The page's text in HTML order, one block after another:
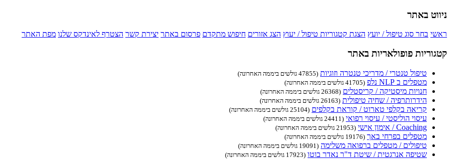
ניווט באתר
ראשי בחר סוג טיפול / יועץ הצגת קטגוריות טיפול / יעוץ הצג אזורים חיפוש מתקדם פרסום באתר יצירת קשר הצטרף לאינדקס שלנו מפת האתר
קטגוריות פופולאריות באתר
טיפול טנטרי / מדריכי טנטרה וזוגיות (47855 גולשים ביממה האחרונה)
מטפלים ב NLP נלפ (41705 גולשים ביממה האחרונה)
חנויות מיסטיקה / קריסטלים (26368 גולשים ביממה האחרונה)
הידרותרפיה / שחיה טיפולית (26163 גולשים ביממה האחרונה)
קריאה בקלפי טארוט / קוראת בקלפים (25104 גולשים ביממה האחרונה)
עיסוי הוליסטי / עיסוי רפואי (24411 גולשים ביממה האחרונה)
Coaching / אימון אישי (21953 גולשים ביממה האחרונה)
מטפלים בפרחי באך (19176 גולשים ביממה האחרונה)
טיפולים / מטפלים ברפואה משלימה (19091 גולשים ביממה האחרונה)
שטיפה אנרגטית / שיטת ד"ר נאדר בוטו (17923 גולשים ביממה האחרונה)